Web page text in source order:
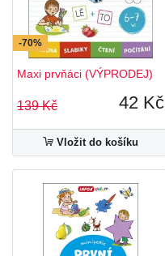
-70%
Maxi prvňáci (VÝPRODEJ)
139 Kč 42 Kč
Vložit do košíku